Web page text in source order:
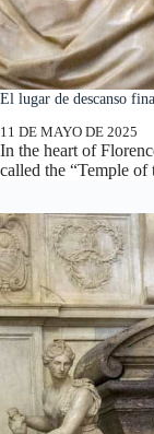
El lugar de descanso
11 DE MAYO DE 2025
In the heart of
called the “Temple